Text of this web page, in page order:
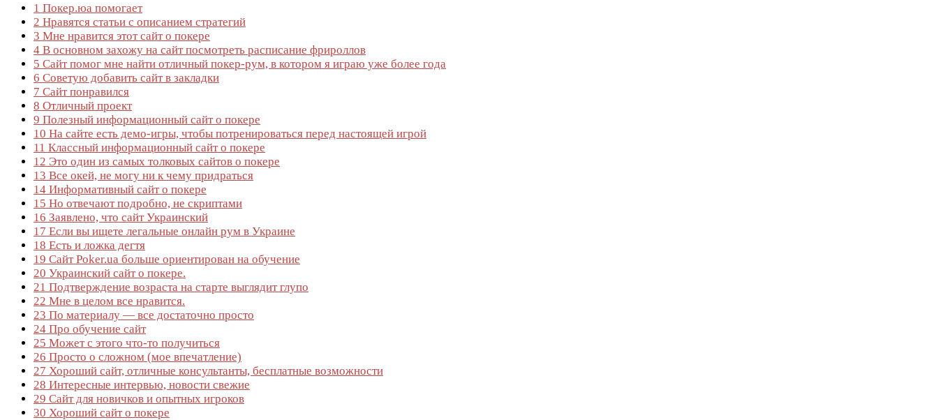
1 Покер.юа помогает
2 Нравятся статьи с описанием стратегий
3 Мне нравится этот сайт о покере
4 В основном захожу на сайт посмотреть расписание фрироллов
5 Сайт помог мне найти отличный покер-рум, в котором я играю уже более года
6 Советую добавить сайт в закладки
7 Сайт понравился
8 Отличный проект
9 Полезный информационный сайт о покере
10 На сайте есть демо-игры, чтобы потренироваться перед настоящей игрой
11 Классный информационный сайт о покере
12 Это один из самых толковых сайтов о покере
13 Все окей, не могу ни к чему придраться
14 Информативный сайт о покере
15 Но отвечают пoдробно, не скриптами
16 Заявлено, что сайт Украинский
17 Если вы ищете легальные онлайн рум в Украине
18 Есть и ложка дегтя
19 Сайт Poker.ua больше ориентирован на обучение
20 Украинский сайт о покере.
21 Подтверждение возраста на старте выглядит глупо
22 Мне в целом все нравится.
23 По материалу — все достаточно просто
24 Про обучение сайт
25 Может с этого что-то получиться
26 Просто о сложном (мое впечатление)
27 Хороший сайт, отличные консультанты, бесплатные возможности
28 Интересные интервью, новости свежие
29 Сайт для новичков и опытных игроков
30 Хороший сайт о покере